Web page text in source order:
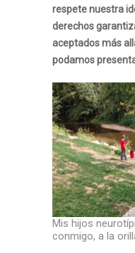
respete nuestra
derechos
aceptados más
podamos
Mis hijos
conmigo, a la